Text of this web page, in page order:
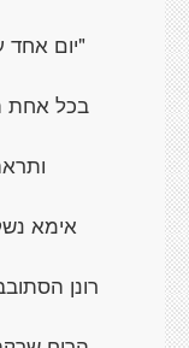
"יום אחד
בכל אחת
אימא
רונן